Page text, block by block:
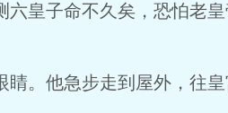
子命不久矣，恐怕老皇
他急步走到屋外，往皇